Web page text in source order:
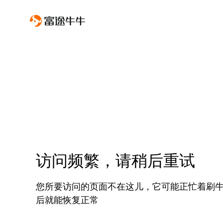
访问频繁，请稍后重试
您所要访问的页面不在这儿，它可能正忙着刷
后就能恢复正常